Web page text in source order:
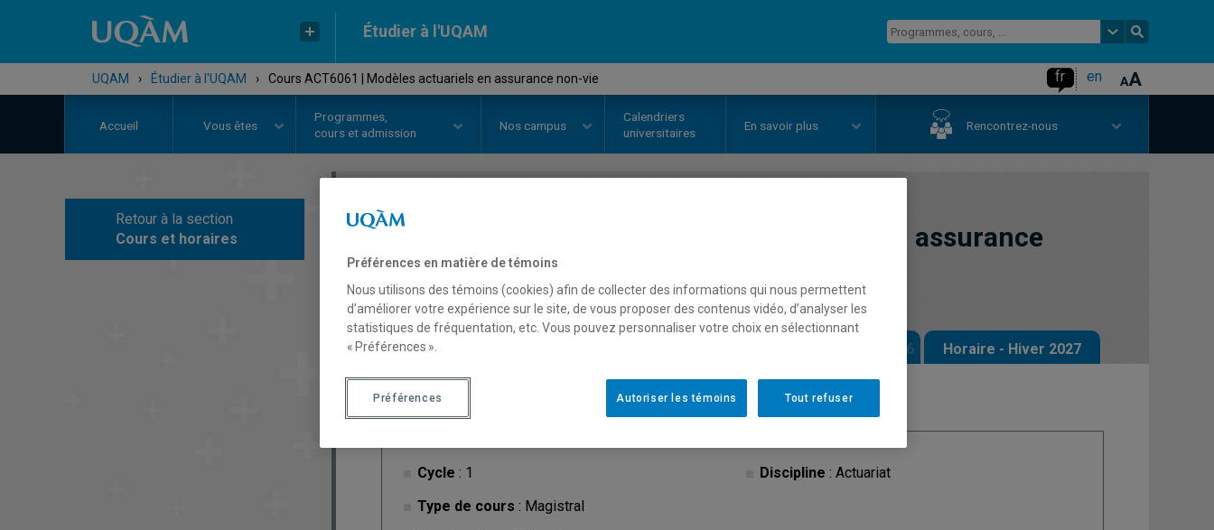
Étudier à l'UQAM
UQAM › Étudier à l'UQAM › Cours ACT6061 | Modèles actuariels en assurance non-vie fr en
Accueil Vous êtes
Programmes,
cours et admission
Nos campus
Calendriers
universitaires
En savoir plus Rencontrez-nous
Retour à la section
Cours et horaires
COURS
Modèles actuariels en assurance
non-vie
Description Horaire - Automne 2026 Horaire - Hiver 2027
Cycle : 1
Type de cours : Magistral
Discipline : Actuariat
Préférences en matière de témoins
Nous utilisons des témoins (cookies) afin de collecter des informations qui nous permettent
d’améliorer votre expérience sur le site, de vous proposer des contenus vidéo, d’analyser les
statistiques de fréquentation, etc. Vous pouvez personnaliser votre choix en sélectionnant
« Préférences ».
Tout refuser
Autoriser les témoins
Préférences